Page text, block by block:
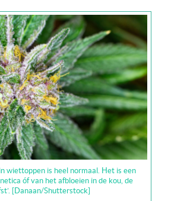
wiettoppen is heel normaal. Het is een
óf van het afbloeien in de kou, de
[Danaan/Shutterstock]